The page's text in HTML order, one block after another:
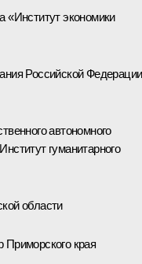
«Институт экономики
Российской Федерации
автономного
гуманитарного
области
края